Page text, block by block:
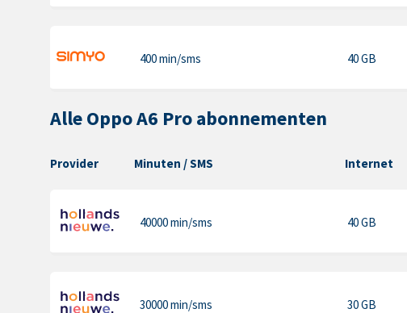
400 min/sms 40 GB
Alle Oppo A6 Pro abonnementen
Provider Minuten / SMS Internet
40000 min/sms 40 GB
30000 min/sms 30 GB